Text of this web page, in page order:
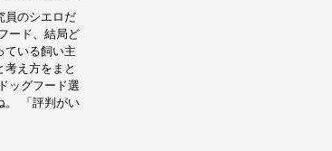
員のシエロだ
ード、結局ど
ている飼い主
考え方をまと
ッグフード選
。 「評判がい